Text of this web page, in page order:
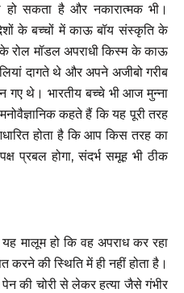
हो सकता है और नकारात्मक भी।
के बच्चों में काऊ बॉय संस्कृति के
के रोल मॉडल अपराधी किस्म के काऊ
दागते थे और अपने अजीबो गरीब
गए थे। भारतीय बच्चे भी आज मुन्ना
कहते हैं कि यह पूरी तरह
होता है कि आप किस तरह का
प्रबल होगा, संदर्भ समूह भी ठीक
मालूम हो कि वह अपराध कर रहा
की स्थिति में ही नहीं होता है।
की चोरी से लेकर हत्या जैसे गंभीर